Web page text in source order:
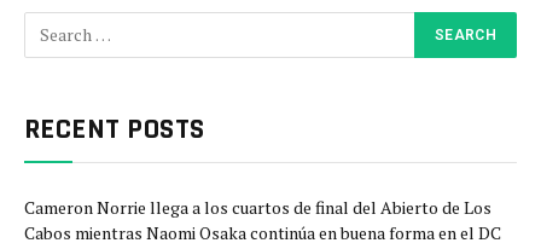
RECENT POSTS
Cameron Norrie llega a los cuartos de final del Abierto de Los
Cabos mientras Naomi Osaka continúa en buena forma en el DC